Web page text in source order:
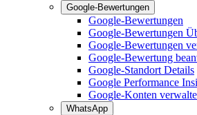
Google-Bewertungen
Google-Bewertungen
Google-Bewertungen
Google-Bewertungen
Google-Bewertung
Google-Standort Details
Google Performance
Google-Konten
WhatsApp